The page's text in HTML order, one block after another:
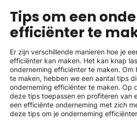
Tips om een
efficiënter te
Er zijn verschillende manieren hoe je
efficiënter kan maken. Het kan knap
onderneming efficiënter te maken. Om
te maken, hebben we een aantal tips
onderneming efficiënter te maken. Op
deze tips toepassen en profiteren van
een efficiënte onderneming met zich
deze tips om je onderneming